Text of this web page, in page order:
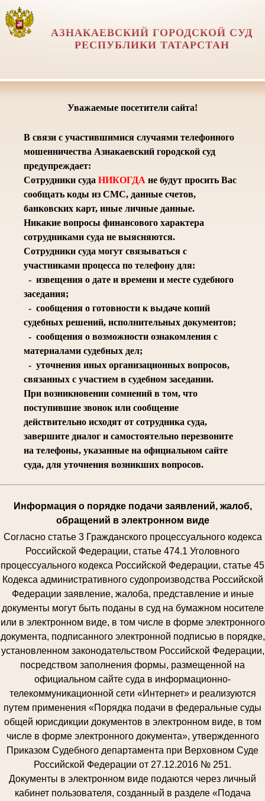
АЗНАКАЕВСКИЙ ГОРОДСКОЙ СУД
РЕСПУБЛИКИ ТАТАРСТАН
Уважаемые посетители сайта!
В связи с участившимися случаями телефонного
мошенничества Азнакаевский городской суд
предупреждает:
Сотрудники суда НИКОГДА не будут просить Вас
сообщать коды из СМС, данные счетов,
банковских карт, иные личные данные.
Никакие вопросы финансового характера
сотрудниками суда не выясняются.
Сотрудники суда могут связываться с
участниками процесса по телефону для:
- извещения о дате и времени и месте судебного
заседания;
- сообщения о готовности к выдаче копий
судебных решений, исполнительных документов;
- сообщения о возможности ознакомления с
материалами судебных дел;
- уточнения иных организационных вопросов,
связанных с участием в судебном заседании.
При возникновении сомнений в том, что
поступившие звонок или сообщение
действительно исходят от сотрудника суда,
завершите диалог и самостоятельно перезвоните
на телефоны, указанные на официальном сайте
суда, для уточнения возникших вопросов.
Информация о порядке подачи заявлений, жалоб,
обращений в электронном виде
Согласно статье 3 Гражданского процессуального кодекса
Российской Федерации, статье 474.1 Уголовного
процессуального кодекса Российской Федерации, статье 45
Кодекса административного судопроизводства Российской
Федерации заявление, жалоба, представление и иные
документы могут быть поданы в суд на бумажном носителе
или в электронном виде, в том числе в форме электронного
документа, подписанного электронной подписью в порядке,
установленном законодательством Российской Федерации,
посредством заполнения формы, размещенной на
официальном сайте суда в информационно-
телекоммуникационной сети «Интернет» и реализуются
путем применения «Порядка подачи в федеральные суды
общей юрисдикции документов в электронном виде, в том
числе в форме электронного документа», утвержденного
Приказом Судебного департамента при Верховном Суде
Российской Федерации от 27.12.2016 № 251.
Документы в электронном виде подаются через личный
кабинет пользователя, созданный в разделе «Подача